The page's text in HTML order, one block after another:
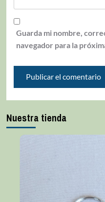
Guarda mi nombre,
navegador para la
Nuestra tienda